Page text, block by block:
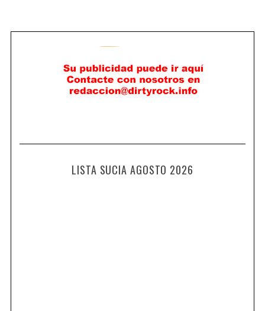
LISTA SUCIA AGOSTO 2026